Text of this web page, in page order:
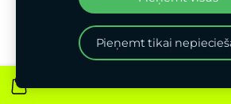
Pieņemt tikai